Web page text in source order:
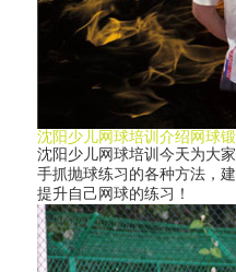
沈阳少儿网球培训介绍网球
沈阳少儿网球培训今天为大
手抓抛球练习的各种方法，
提升自己网球的练习！